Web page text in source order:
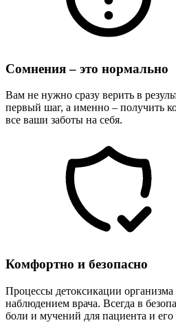
Сомнения – это нормально
Вам не нужно сразу верить в
первый шаг, а именно – получить
все ваши заботы на себя.
Комфортно и безопасно
Процессы детоксикации организма
наблюдением врача. Всегда в
боли и мучений для пациента и его